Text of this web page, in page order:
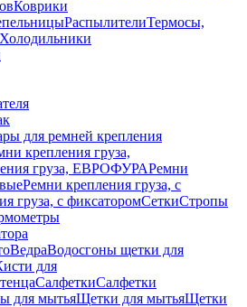
Коврики
РаспылителиТермосы,
Холодильники
для ремней крепления
крепления груза,
груза, ЕВРОФУРАРемни
Ремни крепления груза, с
груза, с фиксаторомСеткиСтропы
ВедраВодосгоны щетки для
для
СалфеткиСалфетки
для мытьяЩетки для мытьяЩетки